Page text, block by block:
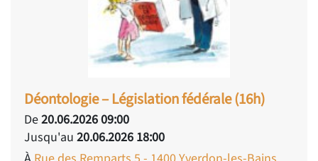
Déontologie – Législation fédérale (16h)
De20.06.2026 09:00
Jusqu'au 20.06.2026 18:00